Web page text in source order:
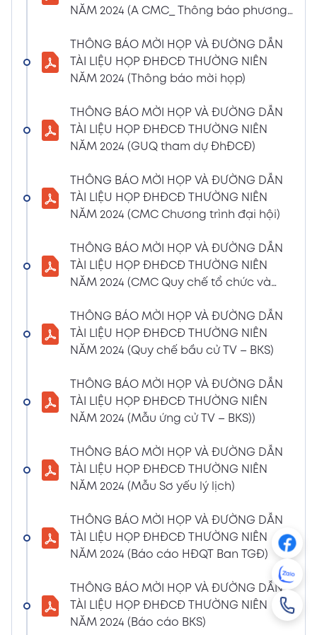
CBTT về việc nhận được Đơn từ nhiệm vị trí
Thùy Giang và bà Nguyễn Hồng Oanh
04/03/2024
11:29 AM
hiện quyền tham dự ĐHĐCĐ thường niên
năm 2024
Xem PDF
30/01/2024
BÁO CÁO TÌNH HÌNH QUẢN TRỊ NĂM 2023
17/01/2024
Nghị quyết HĐQT số 02 về việc CMC thông
qua việc chốt ngày đăng ký cuối cùng để
thực hiện quyền nhận lãi Trái Phiếu
Xem PDF
NGHỊ QUYẾT SỐ 01/2024/NQ-HĐQT VỀ VIỆC
GÓP VỐN THÀNH LẬP CÔNG TY TNHH ĐẦU
08/01/2024
4:38 PM
CHỨNG NHẬN ĐĂNG KÝ HOẠT ĐỘNG CHI
NHÁNH MÃ SỐ 2600106523-002
Xem PDF
04/01/2024
CBTT VỀ QUYẾT ĐỊNH MIỄN NHIỆM PTGĐ
04/01/2024
CBTT VỀ QUYẾT ĐỊNH BỔ NHIỆM PTGĐ KHỐI
HỖ TRỢ
Xem PDF
18/12/2023
4:48 PM
NĂM 2024 (A CMC_ Thông báo phương
THÔNG BÁO MỜI HỌP VÀ ĐƯỜNG DẪN
TÀI LIỆU HỌP ĐHĐCĐ THƯỜNG NIÊN
NĂM 2024 (Thông báo mời họp)
THÔNG BÁO MỜI HỌP VÀ ĐƯỜNG DẪN
TÀI LIỆU HỌP ĐHĐCĐ THƯỜNG NIÊN
NĂM 2024 (GUQ tham dự ĐhĐCĐ)
THÔNG BÁO MỜI HỌP VÀ ĐƯỜNG DẪN
TÀI LIỆU HỌP ĐHĐCĐ THƯỜNG NIÊN
NĂM 2024 (CMC Chương trình đại hội)
THÔNG BÁO MỜI HỌP VÀ ĐƯỜNG DẪN
TÀI LIỆU HỌP ĐHĐCĐ THƯỜNG NIÊN
NĂM 2024 (CMC Quy chế tổ chức và
THÔNG BÁO MỜI HỌP VÀ ĐƯỜNG DẪN
TÀI LIỆU HỌP ĐHĐCĐ THƯỜNG NIÊN
NĂM 2024 (Quy chế bầu cử TV – BKS)
THÔNG BÁO MỜI HỌP VÀ ĐƯỜNG DẪN
TÀI LIỆU HỌP ĐHĐCĐ THƯỜNG NIÊN
NĂM 2024 (Mẫu ứng cử TV – BKS))
THÔNG BÁO MỜI HỌP VÀ ĐƯỜNG DẪN
TÀI LIỆU HỌP ĐHĐCĐ THƯỜNG NIÊN
NĂM 2024 (Mẫu Sơ yếu lý lịch)
THÔNG BÁO MỜI HỌP VÀ ĐƯỜNG DẪN
TÀI LIỆU HỌP ĐHĐCĐ THƯỜNG NIÊN
NĂM 2024 (Báo cáo HĐQT Ban TGĐ)
THÔNG BÁO MỜI HỌP VÀ ĐƯỜNG DẪN
TÀI LIỆU HỌP ĐHĐCĐ THƯỜNG NIÊN
NĂM 2024 (Báo cáo BKS)